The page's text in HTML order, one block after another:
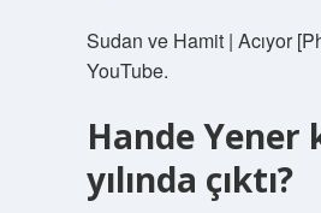
Sudan ve Hamit | Acıyor
YouTube.
Hande Yener
yılında çıktı?